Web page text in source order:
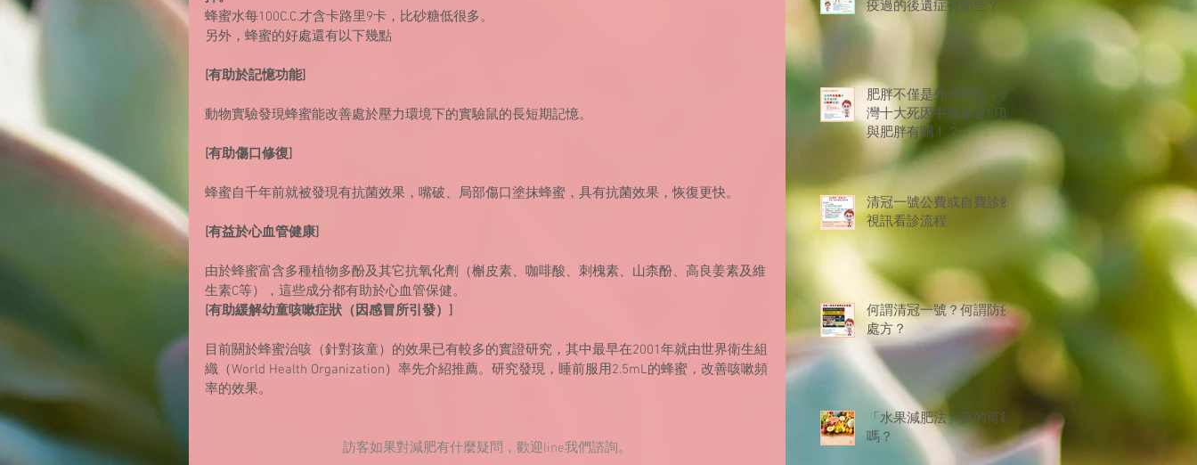
蜂蜜水每100C.C.才含卡路里9卡，比砂糖低很多。
另外，蜂蜜的好處還有以下幾點
[有助於記憶功能]
動物實驗發現蜂蜜能改善處於壓力環境下的實驗鼠的長短期記憶。
[有助傷口修復]
蜂蜜自千年前就被發現有抗菌效果，嘴破、局部傷口塗抹蜂蜜，具有抗菌效果，恢復更快。
[有益於心血管健康]
由於蜂蜜富含多種植物多酚及其它抗氧化劑（槲皮素、咖啡酸、刺槐素、山柰酚、高良姜素及維
生素C等），這些成分都有助於心血管保健。
[有助緩解幼童咳嗽症狀（因感冒所引發）]
目前關於蜂蜜治咳（針對孩童）的效果已有較多的實證研究，其中最早在2001年就由世界衛生組
織（World Health Organization）率先介紹推薦。研究發現，睡前服用2.5mL的蜂蜜，改善咳嗽頻
率的效果。
訪客如果對減肥有什麼疑問，歡迎line我們諮詢。
疫過的後遺症有那些？
肥胖不僅是外表問題，台
灣十大死因中竟多達8項
與肥胖有關！？
清冠一號公費或自費診療
視訊看診流程
何謂清冠一號？何謂防疫
處方？
「水果減肥法」真的可行
嗎？